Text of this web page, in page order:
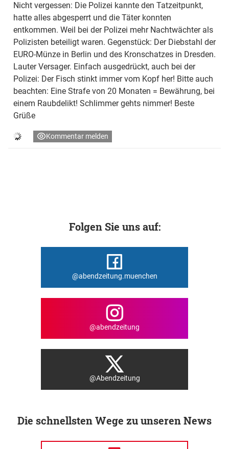
Nicht vergessen: Die Polizei kannte den Tatzeitpunkt,
hatte alles abgesperrt und die Täter konnten
entkommen. Weil bei der Polizei mehr Nachtwächter als
Polizisten beteiligt waren. Gegenstück: Der Diebstahl der
EURO-Münze in Berlin und des Kronschatzes in Dresden.
Lauter Versager. Einfach ausgedrückt, auch bei der
Polizei: Der Fisch stinkt immer vom Kopf her! Bitte auch
beachten: Eine Strafe von 20 Monaten = Bewährung, bei
einem Raubdelikt! Schlimmer gehts nimmer! Beste
Grüße
Kommentar melden
Folgen Sie uns auf:
@abendzeitung.muenchen
@abendzeitung
@Abendzeitung
Die schnellsten Wege zu unseren News